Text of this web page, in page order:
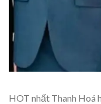
HOT nhất Thanh Hoá